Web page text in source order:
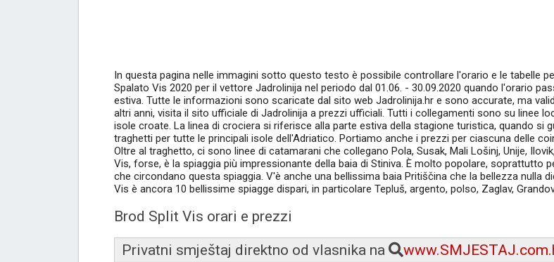
In questa pagina nelle immagini sotto questo testo è possibile controllare l'orario e le tabelle
Spalato Vis 2020 per il vettore Jadrolinija nel periodo dal 01.06. - 30.09.2020 quando l'orario
estiva. Tutte le informazioni sono scaricate dal sito web Jadrolinija.hr e sono accurate, ma
altri anni, visita il sito ufficiale di Jadrolinija a prezzi ufficiali. Tutti i collegamenti sono su linee
isole croate. La linea di crociera si riferisce alla parte estiva della stagione turistica, quando si
traghetti per tutte le principali isole dell'Adriatico. Portiamo anche i prezzi per ciascuna delle
Oltre al traghetto, ci sono linee di catamarani che collegano Pola, Susak, Mali Lošinj, Unije,
Vis, forse, è la spiaggia più impressionante della baia di Stiniva. È molto popolare, soprattutto
che circondano questa spiaggia. V'è anche una bellissima baia Pritiščina che la bellezza nulla
Vis è ancora 10 bellissime spiagge dispari, in particolare Tepluš, argento, polso, Zaglav,
Brod Split Vis orari e prezzi
Privatni smještaj direktno od vlasnika na